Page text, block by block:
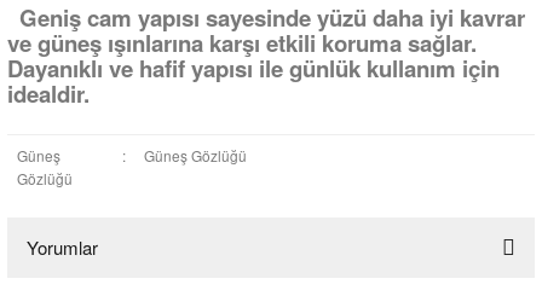
Geniş cam yapısı sayesinde yüzü daha iyi kavrar
ve güneş ışınlarına karşı etkili koruma sağlar.
Dayanıklı ve hafif yapısı ile günlük kullanım için
idealdir.
Güneş
Gözlüğü
: Güneş Gözlüğü
Yorumlar